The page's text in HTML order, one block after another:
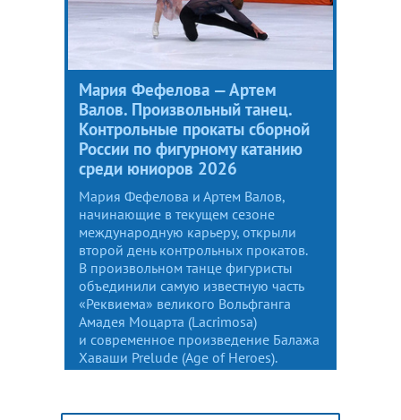
Мария Фефелова — Артем
Валов. Произвольный танец.
Контрольные прокаты сборной
России по фигурному катанию
среди юниоров 2026
Мария Фефелова и Артем Валов,
начинающие в текущем сезоне
международную карьеру, открыли
второй день контрольных прокатов.
В произвольном танце фигуристы
объединили самую известную часть
«Реквиема» великого Вольфганга
Амадея Моцарта (Lacrimosa)
и современное произведение Балажа
Хаваши Prelude (Age of Heroes).